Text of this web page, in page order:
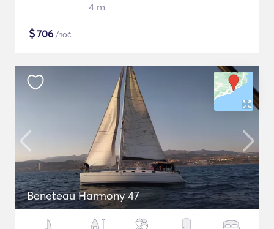
4 m
$706 /noč
Beneteau Harmony 47